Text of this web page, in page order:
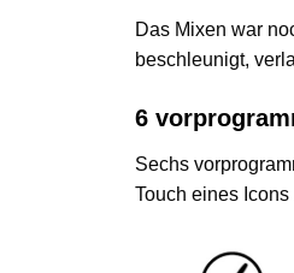
Das Mixen war
beschleunigt,
6
Sechs
Touch eines